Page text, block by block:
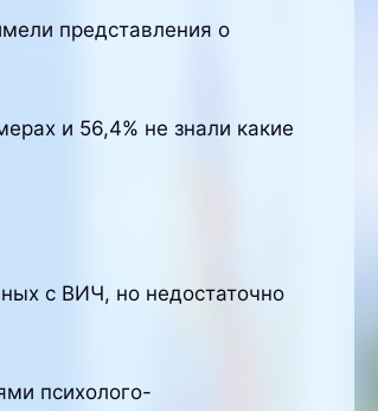
представления о
и 56,4% не знали какие
с ВИЧ, но недостаточно
психолого-